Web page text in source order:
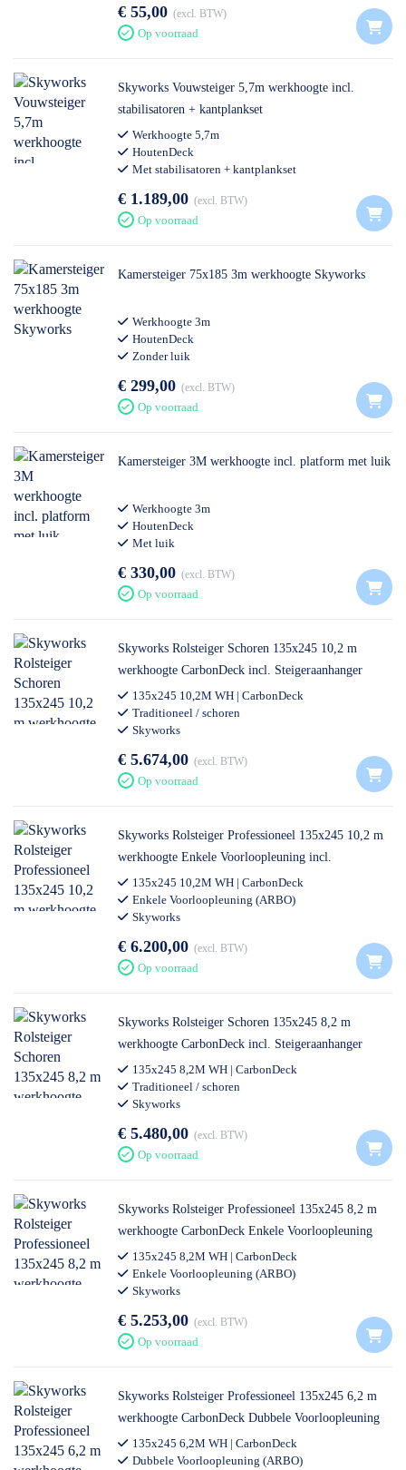
€ 55,00 excl. BTW
Op voorraad
Skyworks Vouwsteiger 5,7m werkhoogte incl.
stabilisatoren + kantplankset
Werkhoogte 5,7m
HoutenDeck
Met stabilisatoren + kantplankset
€ 1.189,00 excl. BTW
Op voorraad
Kamersteiger 75x185 3m werkhoogte Skyworks
Werkhoogte 3m
HoutenDeck
Zonder luik
€ 299,00 excl. BTW
Op voorraad
Kamersteiger 3M werkhoogte incl. platform met luik
Werkhoogte 3m
HoutenDeck
Met luik
€ 330,00 excl. BTW
Op voorraad
Skyworks Rolsteiger Schoren 135x245 10,2 m
werkhoogte CarbonDeck incl. Steigeraanhanger
DeLuxe
135x245 10,2M WH | CarbonDeck
Traditioneel / schoren
Skyworks
€ 5.674,00 excl. BTW
Op voorraad
Skyworks Rolsteiger Professioneel 135x245 10,2 m
werkhoogte Enkele Voorloopleuning incl.
Steigeraanhanger DeLuxe
135x245 10,2M WH | CarbonDeck
Enkele Voorloopleuning (ARBO)
Skyworks
€ 6.200,00 excl. BTW
Op voorraad
Skyworks Rolsteiger Schoren 135x245 8,2 m
werkhoogte CarbonDeck incl. Steigeraanhanger
DeLuxe
135x245 8,2M WH | CarbonDeck
Traditioneel / schoren
Skyworks
€ 5.480,00 excl. BTW
Op voorraad
Skyworks Rolsteiger Professioneel 135x245 8,2 m
werkhoogte CarbonDeck Enkele Voorloopleuning
incl. Steigeraanhanger DeLuxe
135x245 8,2M WH | CarbonDeck
Enkele Voorloopleuning (ARBO)
Skyworks
€ 5.253,00 excl. BTW
Op voorraad
Skyworks Rolsteiger Professioneel 135x245 6,2 m
werkhoogte CarbonDeck Dubbele Voorloopleuning
incl. Steigeraanhanger DeLuxe
135x245 6,2M WH | CarbonDeck
Dubbele Voorloopleuning (ARBO)